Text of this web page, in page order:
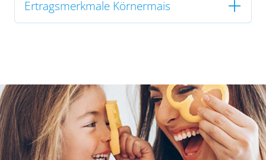
Ertragsmerkmale Körnermais